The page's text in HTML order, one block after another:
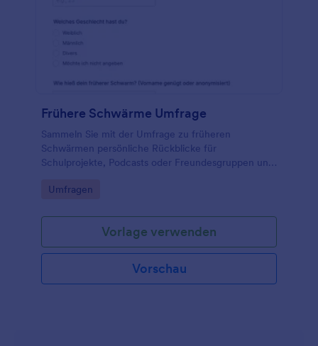
Frühere Schwärme Umfrage
Sammeln Sie mit der Umfrage zu früheren
Schwärmen persönliche Rückblicke für
Schulprojekte, Podcasts oder Freundesgruppen und
übersichtlich an einem Ort.
Go to Category:
Umfragen
Vorlage verwenden
Vorschau